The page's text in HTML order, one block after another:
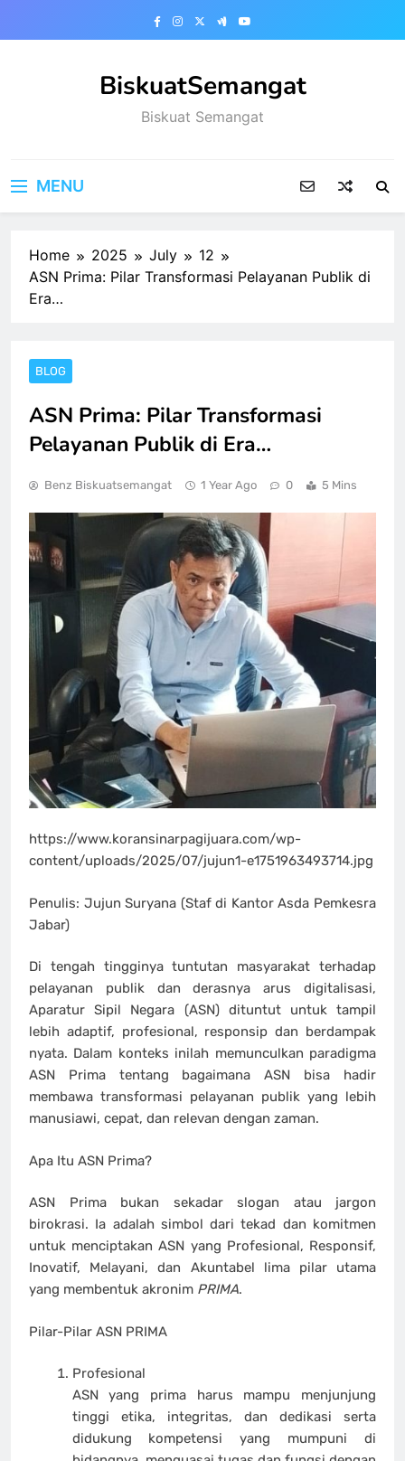
BiskuatSemangat
Biskuat Semangat
MENU
Home 2025 July
12
ASN Prima: Pilar Transformasi Pelayanan Publik di
Era…
BLOG
ASN Prima: Pilar Transformasi
Pelayanan Publik di Era…
Benz Biskuatsemangat 1 Year Ago 0 5 Mins
https://www.koransinarpagijuara.com/wp-
content/uploads/2025/07/jujun1-e1751963493714.jpg
Penulis: Jujun Suryana (Staf di Kantor Asda Pemkesra
Jabar)
Di tengah tingginya tuntutan masyarakat terhadap
pelayanan publik dan derasnya arus digitalisasi,
Aparatur Sipil Negara (ASN) dituntut untuk tampil
lebih adaptif, profesional, responsip dan berdampak
nyata. Dalam konteks inilah memunculkan paradigma
ASN Prima tentang bagaimana ASN bisa hadir
membawa transformasi pelayanan publik yang lebih
manusiawi, cepat, dan relevan dengan zaman.
Apa Itu ASN Prima?
ASN Prima bukan sekadar slogan atau jargon
birokrasi. Ia adalah simbol dari tekad dan komitmen
untuk menciptakan ASN yang Profesional, Responsif,
Inovatif, Melayani, dan Akuntabel lima pilar utama
yang membentuk akronim PRIMA.
Pilar-Pilar ASN PRIMA
Profesional
ASN yang prima harus mampu menjunjung
tinggi etika, integritas, dan dedikasi serta
didukung kompetensi yang mumpuni di